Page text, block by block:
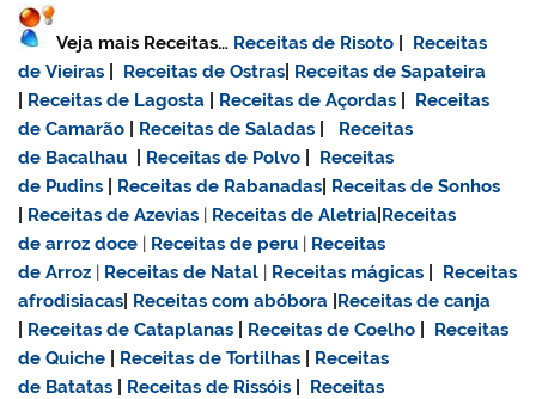
Veja mais Receitas… Receitas de Risoto
Receitas
de Vieiras
Receitas de Ostras Receitas de Sapateira
Receitas de Lagosta Receitas de Açordas
Receitas
de Camarão
Receitas de Saladas
Receitas
de Bacalhau
Receitas de Polvo
Receitas
de Pudins
Receitas de Rabanadas Receitas de Sonhos
Receitas de Azevias | Receitas de Aletria Receitas
dearroz doce | Receitas de peru | Receitas
de Arroz | Receitas de Natal | Receitas mágicas
Receitas
afrodisiacas Receitas com abóbora Receitas de canja
Receitas de Cataplanas Receitas de Coelho
Receitas
de Quiche
Receitas de Tortilhas
Receitas
de Batatas
Receitas de Rissóis
Receitas